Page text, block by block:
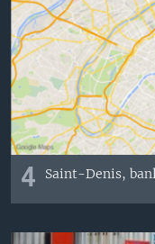
4 Saint-Denis,